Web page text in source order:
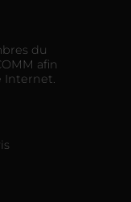
du
afin
Internet.